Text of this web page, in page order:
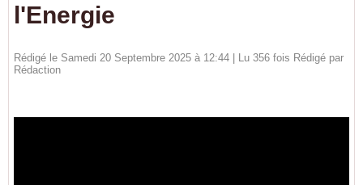
l'Energie
Rédigé le Samedi 20 Septembre 2025 à 12:44 | Lu 356 fois Rédigé par
Rédaction